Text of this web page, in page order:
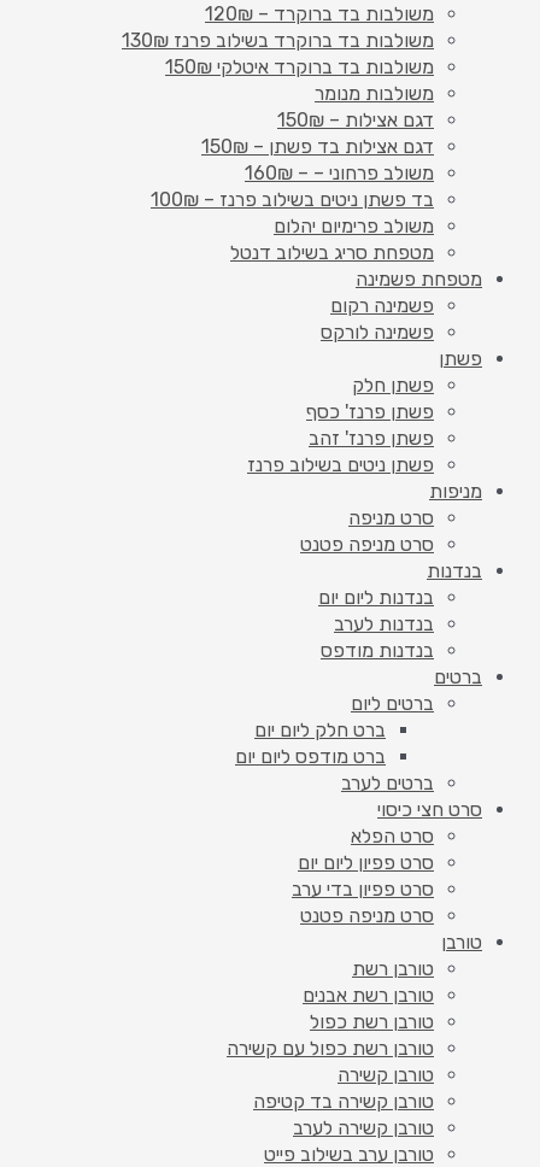
משולבות בד ברוקרד – 120₪
משולבות בד ברוקרד בשילוב פרנז 130₪
משולבות בד ברוקרד איטלקי 150₪
משולבות מנומר
דגם אצילות – 150₪
דגם אצילות בד פשתן – 150₪
משולב פרחוני – – 160₪
בד פשתן ניטים בשילוב פרנז – 100₪
משולב פרימיום יהלום
מטפחת סריג בשילוב דנטל
מטפחת פשמינה
פשמינה רקום
פשמינה לורקס
פשתן
פשתן חלק
פשתן פרנז' כסף
פשתן פרנז' זהב
פשתן ניטים בשילוב פרנז
מניפות
סרט מניפה
סרט מניפה פטנט
בנדנות
בנדנות ליום יום
בנדנות לערב
בנדנות מודפס
ברטים
ברטים ליום
ברט חלק ליום יום
ברט מודפס ליום יום
ברטים לערב
סרט חצי כיסוי
סרט הפלא
סרט פפיון ליום יום
סרט פפיון בדי ערב
סרט מניפה פטנט
טורבן
טורבן רשת
טורבן רשת אבנים
טורבן רשת כפול
טורבן רשת כפול עם קשירה
טורבן קשירה
טורבן קשירה בד קטיפה
טורבן קשירה לערב
טורבן ערב בשילוב פייט